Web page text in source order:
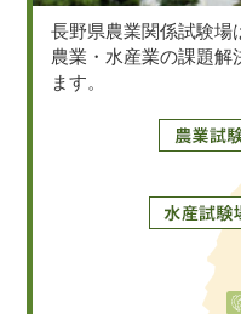
長野県農業関係試験場
農業・水産業の課題解
ます。